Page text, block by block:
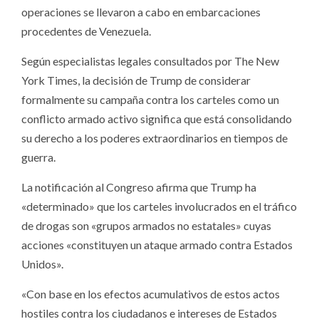
operaciones se llevaron a cabo en embarcaciones
procedentes de Venezuela.
Según especialistas legales consultados por The New
York Times, la decisión de Trump de considerar
formalmente su campaña contra los carteles como un
conflicto armado activo significa que está consolidando
su derecho a los poderes extraordinarios en tiempos de
guerra.
La notificación al Congreso afirma que Trump ha
«determinado» que los carteles involucrados en el tráfico
de drogas son «grupos armados no estatales» cuyas
acciones «constituyen un ataque armado contra Estados
Unidos».
«Con base en los efectos acumulativos de estos actos
hostiles contra los ciudadanos e intereses de Estados